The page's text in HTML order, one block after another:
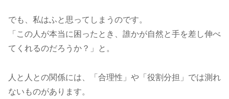
でも、私はふと思ってしまうのです。
「この人が本当に困ったとき、誰かが自然と手を差し伸べ
てくれるのだろうか？」と。
人と人との関係には、「合理性」や「役割分担」では測れ
ないものがあります。